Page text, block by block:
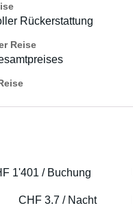
Rückerstattung
Reise
1'401 / Buchung
CHF 3.7 / Nacht